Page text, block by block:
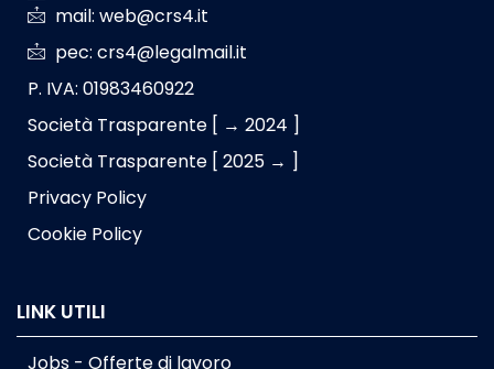
mail: web@crs4.it
pec: crs4@legalmail.it
P. IVA: 01983460922
Società Trasparente [ → 2024 ]
Società Trasparente [ 2025 → ]
Privacy Policy
Cookie Policy
LINK UTILI
Jobs - Offerte di lavoro